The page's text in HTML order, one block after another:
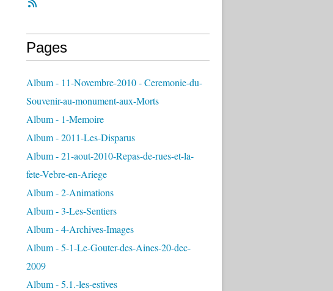
Pages
Album - 11-Novembre-2010 - Ceremonie-du-
Souvenir-au-monument-aux-Morts
Album - 1-Memoire
Album - 2011-Les-Disparus
Album - 21-aout-2010-Repas-de-rues-et-la-
fete-Vebre-en-Ariege
Album - 2-Animations
Album - 3-Les-Sentiers
Album - 4-Archives-Images
Album - 5-1-Le-Gouter-des-Aines-20-dec-
2009
Album - 5.1.-les-estives